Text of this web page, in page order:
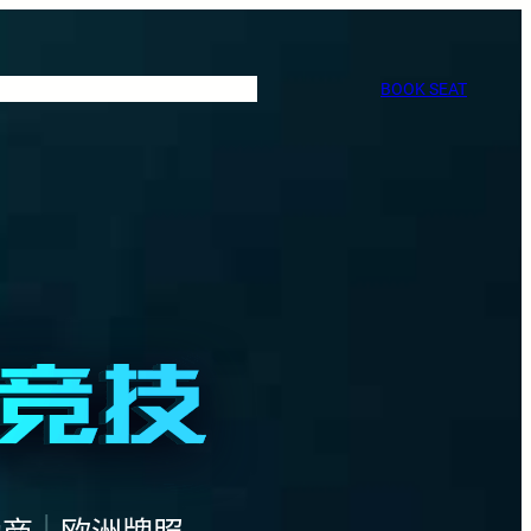
BOOK SEAT